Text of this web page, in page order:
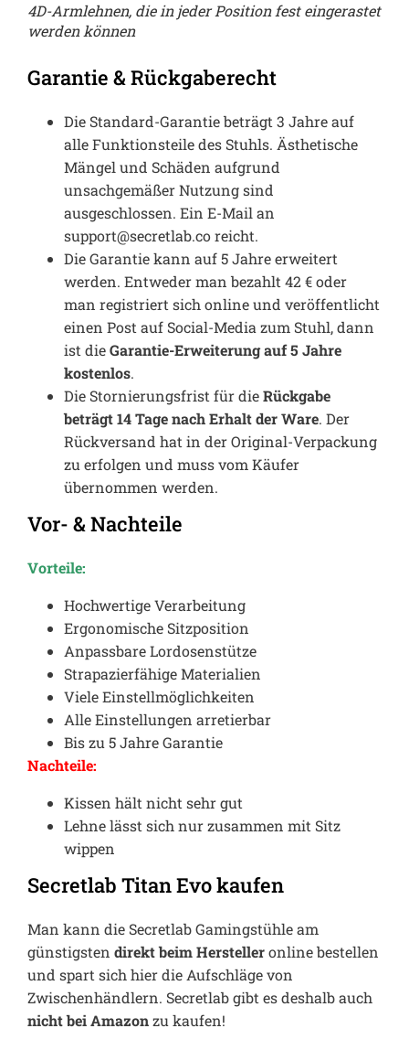
4D-Armlehnen, die in jeder Position fest eingerastet
werden können
Garantie & Rückgaberecht
Die Standard-Garantie beträgt 3 Jahre auf
alle Funktionsteile des Stuhls. Ästhetische
Mängel und Schäden aufgrund
unsachgemäßer Nutzung sind
ausgeschlossen. Ein E-Mail an
support@secretlab.co reicht.
Die Garantie kann auf 5 Jahre erweitert
werden. Entweder man bezahlt 42 € oder
man registriert sich online und veröffentlicht
einen Post auf Social-Media zum Stuhl, dann
ist dieGarantie-Erweiterung auf 5 Jahre
kostenlos.
Die Stornierungsfrist für dieRückgabe
beträgt 14 Tage nach Erhalt der Ware. Der
Rückversand hat in der Original-Verpackung
zu erfolgen und muss vom Käufer
übernommen werden.
Vor- & Nachteile
Vorteile:
Hochwertige Verarbeitung
Ergonomische Sitzposition
Anpassbare Lordosenstütze
Strapazierfähige Materialien
Viele Einstellmöglichkeiten
Alle Einstellungen arretierbar
Bis zu 5 Jahre Garantie
Nachteile:
Kissen hält nicht sehr gut
Lehne lässt sich nur zusammen mit Sitz
wippen
Secretlab Titan Evo kaufen
Man kann die Secretlab Gamingstühle am
günstigsten direkt beim Herstelleronline bestellen
und spart sich hier die Aufschläge von
Zwischenhändlern. Secretlab gibt es deshalb auch
nicht bei Amazonzu kaufen!